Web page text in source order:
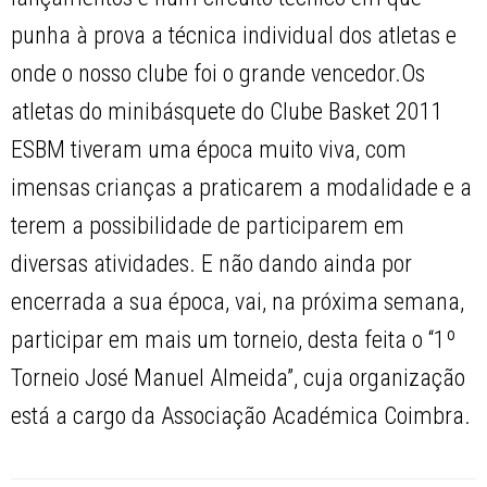
punha à prova a técnica individual dos atletas e
onde o nosso clube foi o grande vencedor.Os
atletas do minibásquete do Clube Basket 2011
ESBM tiveram uma época muito viva, com
imensas crianças a praticarem a modalidade e a
terem a possibilidade de participarem em
diversas atividades. E não dando ainda por
encerrada a sua época, vai, na próxima semana,
participar em mais um torneio, desta feita o “1º
Torneio José Manuel Almeida”, cuja organização
está a cargo da Associação Académica Coimbra.